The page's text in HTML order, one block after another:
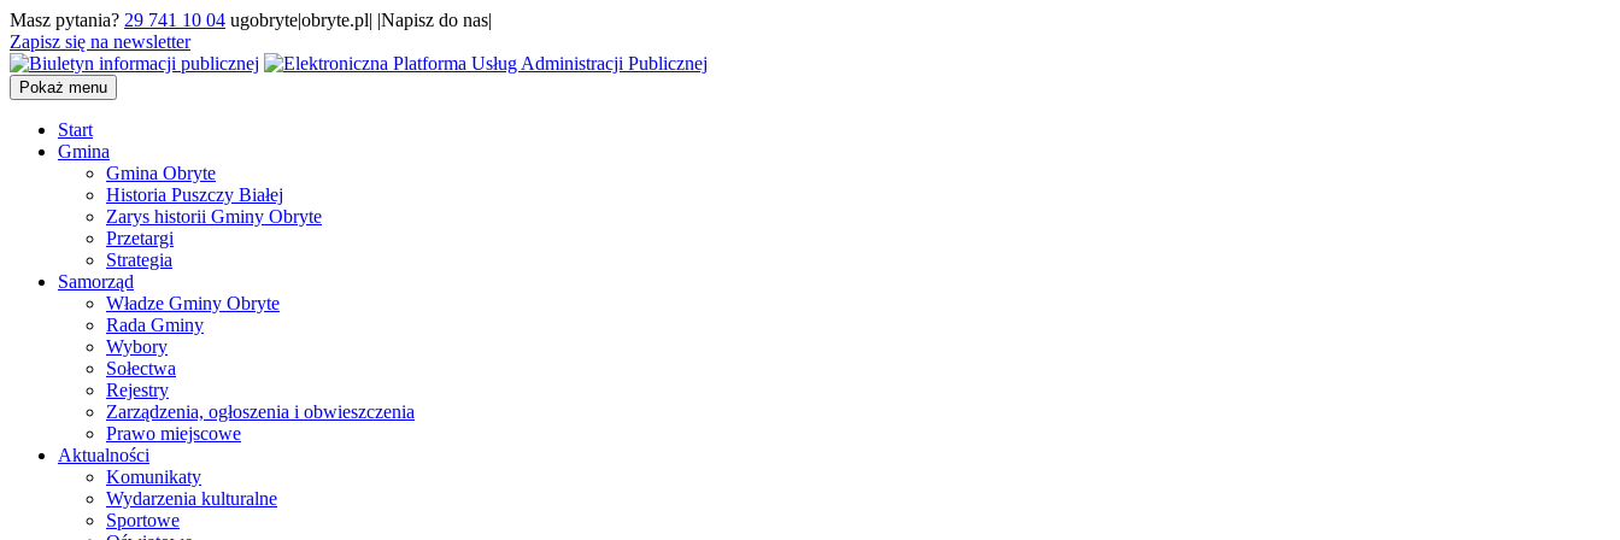
Masz pytania? 29 741 10 04 ugobryte|obryte.pl| |Napisz do nas|
Zapisz się na newsletter
Pokaż menu
Start
Gmina
Gmina Obryte
Historia Puszczy Białej
Zarys historii Gminy Obryte
Przetargi
Strategia
Samorząd
Władze Gminy Obryte
Rada Gminy
Wybory
Sołectwa
Rejestry
Zarządzenia, ogłoszenia i obwieszczenia
Prawo miejscowe
Aktualności
Komunikaty
Wydarzenia kulturalne
Sportowe